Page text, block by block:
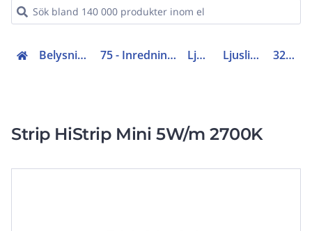
Belysning (70-83) 75 - Inredningsarmaturer Ljuslister Ljuslister LED 3206851
Strip HiStrip Mini 5W/m 2700K